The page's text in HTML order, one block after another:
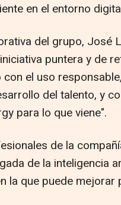
en el entorno
del grupo, José
puntera y de
el uso
del talento, y
para lo que viene".
de la
de la inteligencia
la que puede mejorar